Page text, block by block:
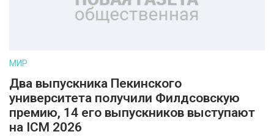
МИР
Два выпускника Пекинского
университета получили Филдсовскую
премию, 14 его выпускников выступают
на ICM 2026